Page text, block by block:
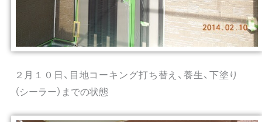
２月１０日、目地コーキング打ち替え、養生、下塗り
（シーラー）までの状態